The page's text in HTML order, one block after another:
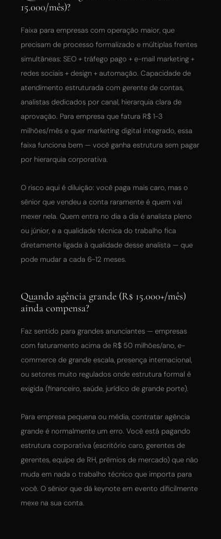
15.000/mês)?
Faixa para empresas com operação maior, que
precisam de processo formalizado e múltiplas frentes
simultâneas: SEO + tráfego pago + e-mail marketing +
redes sociais + design + automação. Capacidade de
atendimento estruturada com gerente de contas,
analistas dedicados por canal, hierarquia clara de
aprovação. Para empresa que fatura R$ 1-3
milhões/mês e quer marketing digital integrado, essa
faixa funciona bem — você ganha estrutura sem pagar
por hierarquia corporativa.
O risco aqui é diluição: você paga mais caro, mas o
sênior que vendeu a conta raramente é quem vai
mexer nela. Quem entra no dia a dia é analista pleno
ou júnior, e a qualidade técnica do trabalho fica
diretamente ligada à qualidade desse analista — que
pode mudar a cada 6-12 meses.
Quando agência grande (R$ 15.000+/mês)
ainda compensa?
Faz sentido para grandes anunciantes — empresas
com faturamento acima de R$ 50 milhões/ano, e-
commerce de grande escala, presença internacional,
ou setores muito regulados onde estrutura formal é
exigida (financeiro, saúde, jurídico de grande porte).
Para empresa pequena ou média, contratar agência
grande é normalmente um erro. Você está pagando
estrutura corporativa (escritório caro, gerentes de
gerentes, equipe de RH, prêmios de mercado) que não
muda em nada o trabalho técnico que importa para
você. O sênior que dá keynote em evento dificilmente
mexe na sua conta.